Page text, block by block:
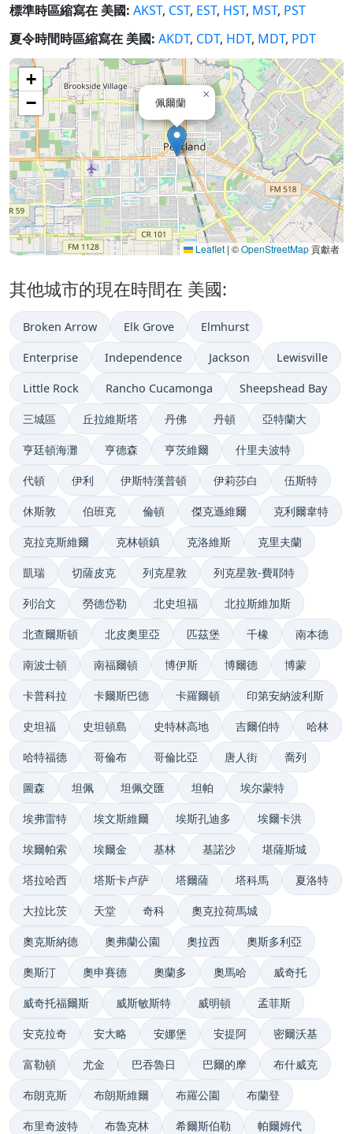
標準時區縮寫在 美國: AKST, CST, EST, HST, MST, PST
夏令時間時區縮寫在 美國: AKDT, CDT, HDT, MDT, PDT
佩爾蘭
×
+
−
Leaflet | ©OpenStreetMap貢獻者
其他城市的現在時間在 美國:
Broken Arrow Elk Grove Elmhurst
Enterprise Independence Jackson Lewisville
Little Rock Rancho Cucamonga Sheepshead Bay
三城區 丘拉維斯塔 丹佛 丹頓 亞特蘭大
亨廷頓海灘 亨德森 亨茨維爾 什里夫波特
代頓 伊利 伊斯特漢普頓 伊莉莎白 伍斯特
休斯敦 伯班克 倫頓 傑克遜維爾 克利爾韋特
克拉克斯維爾 克林頓鎮 克洛維斯 克里夫蘭
凱瑞 切薩皮克 列克星敦 列克星敦-費耶特
列治文 勞德岱勒 北史坦福 北拉斯維加斯
北查爾斯頓 北皮奧里亞 匹茲堡 千橡 南本德
南波士頓 南福爾頓 博伊斯 博爾德 博蒙
卡普科拉 卡爾斯巴德 卡羅爾頓 印第安納波利斯
史坦福 史坦頓島 史特林高地 吉爾伯特 哈林
哈特福德 哥倫布 哥倫比亞 唐人街 喬列
圖森 坦佩 坦佩交匯 坦帕 埃尔蒙特
埃弗雷特 埃文斯維爾 埃斯孔迪多 埃爾卡洪
埃爾帕索 埃爾金 基林 基諾沙 堪薩斯城
塔拉哈西 塔斯卡卢萨 塔爾薩 塔科馬 夏洛特
大拉比茨 天堂 奇科 奧克拉荷馬城
奧克斯納德 奧弗蘭公園 奧拉西 奧斯多利亞
奧斯汀 奧申賽德 奧蘭多 奧馬哈 威奇托
威奇托福爾斯 威斯敏斯特 威明頓 孟菲斯
安克拉奇 安大略 安娜堡 安提阿 密爾沃基
富勒頓 尤金 巴吞魯日 巴爾的摩 布什威克
布朗克斯 布朗斯維爾 布羅公園 布蘭登
布里奇波特 布魯克林 希爾斯伯勒 帕爾姆代